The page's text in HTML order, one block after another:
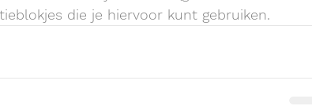
die je hiervoor kunt gebruiken.